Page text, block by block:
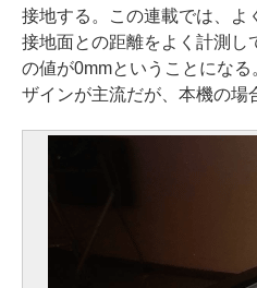
接地する。この連載では、よ
接地面との距離をよく計測し
の値が0mmということにな
ザインが主流だが、本機の場